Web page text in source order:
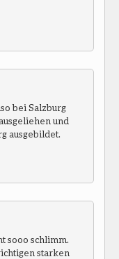
bei Salzburg
und
ausgebildet.
sooo schlimm.
starken